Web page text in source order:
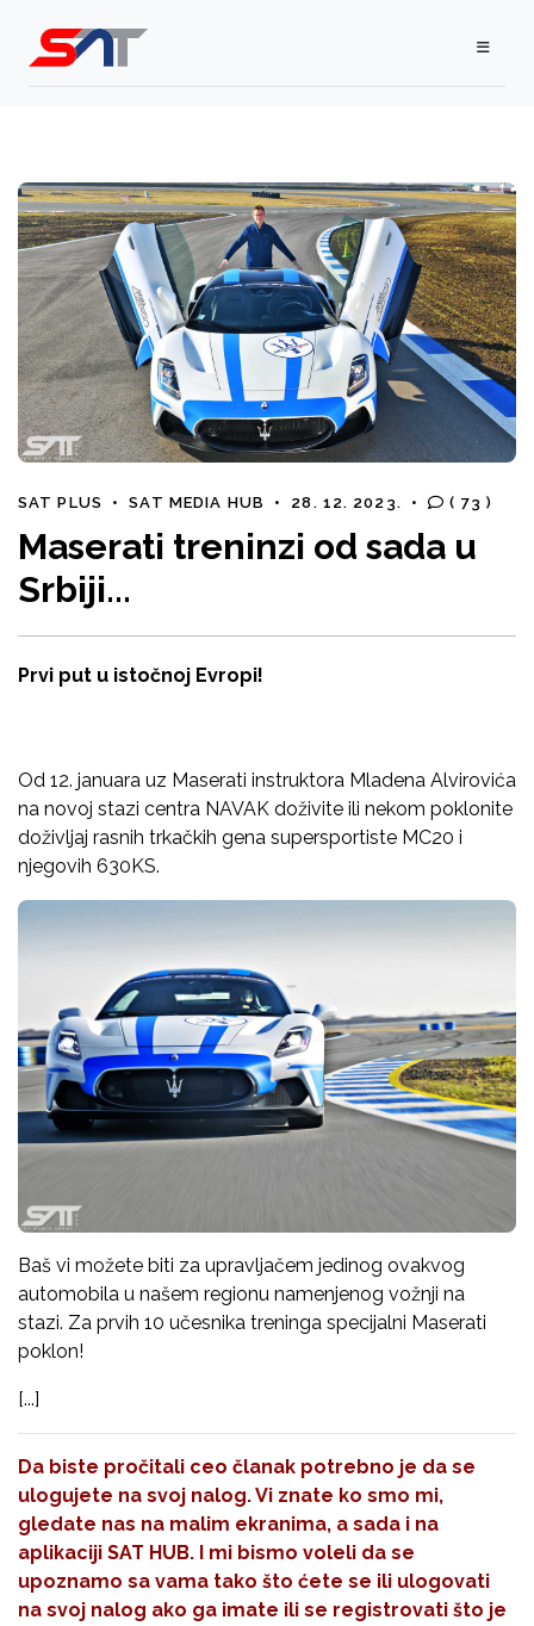
SAT PLUS • SAT MEDIA HUB • 28. 12. 2023. • ( 73 )
Maserati treninzi od sada u
Srbiji...
Prvi put u istočnoj Evropi!
Od 12. januara uz Maserati instruktora Mladena Alvirovića
na novoj stazi centra NAVAK doživite ili nekom poklonite
doživljaj rasnih trkačkih gena supersportiste MC20 i
njegovih 630KS.
Baš vi možete biti za upravljačem jedinog ovakvog
automobila u našem regionu namenjenog vožnji na
stazi. Za prvih 10 učesnika treninga specijalni Maserati
poklon!
[...]
Da biste pročitali ceo članak potrebno je da se
ulogujete na svoj nalog. Vi znate ko smo mi,
gledate nas na malim ekranima, a sada i na
aplikaciji SAT HUB. I mi bismo voleli da se
upoznamo sa vama tako što ćete se ili ulogovati
na svoj nalog ako ga imate ili se registrovati što je